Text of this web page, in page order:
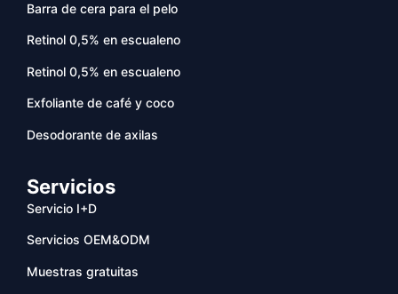
Barra de cera para el pelo
Retinol 0,5% en escualeno
Retinol 0,5% en escualeno
Exfoliante de café y coco
Desodorante de axilas
Servicios
Servicio I+D
Servicios OEM&ODM
Muestras gratuitas